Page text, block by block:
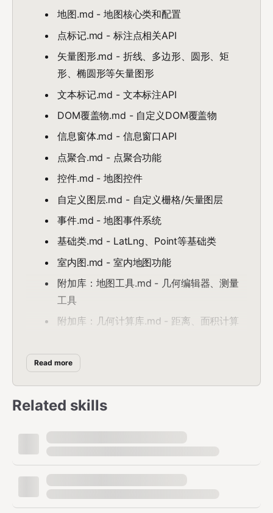
地图.md - 地图核心类和配置
点标记.md - 标注点相关API
矢量图形.md - 折线、多边形、圆形、矩
形、椭圆形等矢量图形
文本标记.md - 文本标注API
DOM覆盖物.md - 自定义DOM覆盖物
信息窗体.md - 信息窗口API
点聚合.md - 点聚合功能
控件.md - 地图控件
自定义图层.md - 自定义栅格/矢量图层
事件.md - 地图事件系统
基础类.md - LatLng、Point等基础类
室内图.md - 室内地图功能
附加库：地图工具.md - 几何编辑器、测量
工具
附加库：几何计算库.md - 距离、面积计算
划等
附加库：模型库.md - GLTF/3DTiles模型
附加库：矢量数据图层.md -
GeoJSON/MVT图层
可视化参考文档: references/visualization/docs/
Read more
Related skills